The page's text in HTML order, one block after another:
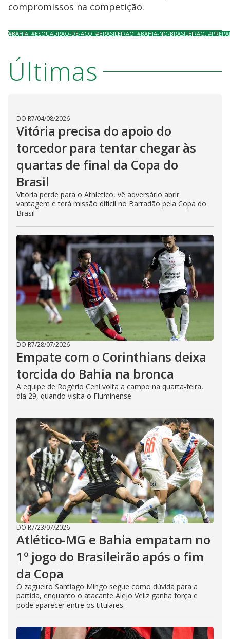
compromissos na competição.
#BAHIA; #ESQUADRÃO-DE-AÇO; #BRASILEIRÃO; #BAHIA-NO-BRASILEIRÃO;
Últimas
DO R7/04/08/2026
Vitória precisa do apoio do
torcedor para tentar chegar às
quartas de final da Copa do
Brasil
Vitória perde para o Athletico, vê adversário abrir
vantagem e terá missão difícil no Barradão pela Copa do
Brasil
DO R7/28/07/2026
Empate com o Corinthians deixa
torcida do Bahia na bronca
A equipe de Rogério Ceni volta a campo na quarta-feira,
dia 29, quando visita o Fluminense
DO R7/23/07/2026
Atlético-MG e Bahia empatam no
1º jogo do Brasileirão após o fim
da Copa
O zagueiro Santiago Mingo segue como dúvida para a
partida, enquanto o atacante Alejo Veliz ganha força e
pode aparecer entre os titulares.